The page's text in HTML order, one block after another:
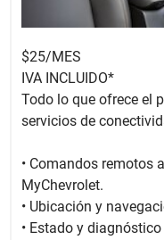
$25/MES
IVA INCLUIDO*
Todo lo que ofrece el
servicios de
• Comandos remotos
MyChevrolet.
• Ubicación y
• Estado y